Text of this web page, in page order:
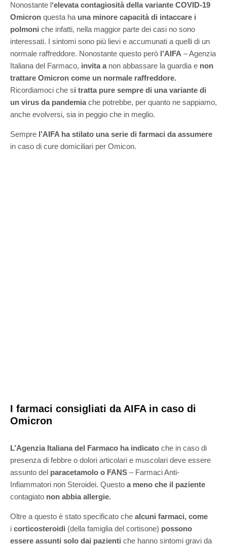
Nonostante l‘elevata contagiosità della variante COVID-19
Omicron questa ha una minore capacità di intaccare i
polmoni che infatti, nella maggior parte dei casi no sono
interessati. I sintomi sono più lievi e accumunati a quelli di un
normale raffreddore. Nonostante questo però l’AIFA – Agenzia
Italiana del Farmaco, invita anon abbassare la guardia e non
trattare Omicron come un normale raffreddore.
Ricordiamoci che si tratta pure sempre di una variante di
un virus da pandemiache potrebbe, per quanto ne sappiamo,
anche evolversi, sia in peggio che in meglio.
Sempre l’AIFA ha stilato una serie di farmaci da assumere
in caso di cure domiciliari per Omicon.
I farmaci consigliati da AIFA in caso di
Omicron
L’Agenzia Italiana del Farmaco ha indicato che in caso di
presenza di febbre o dolori articolari e muscolari deve essere
assunto del paracetamolo o FANS – Farmaci Anti-
Infiammatori non Steroidei. Questo a meno che il paziente
contagiato non abbia allergie.
Oltre a questo è stato specificato che alcuni farmaci, come
i corticosteroidi (della famiglia del cortisone) possono
essere assunti solo dai pazienti che hanno sintomi gravi da